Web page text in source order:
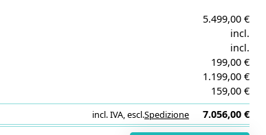
5.499,00 €
incl.
incl.
199,00 €
1.199,00 €
159,00 €
incl. IVA,escl.Spedizione 7.056,00 €